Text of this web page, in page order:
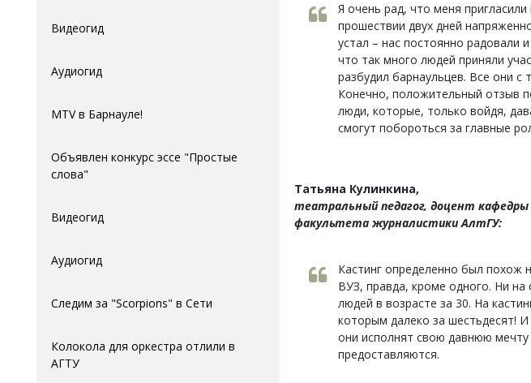
Видеогид
Аудиогид
MTV в Барнауле!
Объявлен конкурс эссе "Простые
слова"
Видеогид
Аудиогид
Следим за "Scorpions" в Сети
Колокола для оркестра отлили в
АГTУ
Я очень рад, что меня
прошествии двух дней
устал – нас постоянно радовали
что так много людей приняли
разбудил барнаульцев. Все они
Конечно, положительный отзыв
люди, которые, только войдя,
смогут побороться за главные
Татьяна Кулинкина,
театральный педагог, доцент
факультета журналистики АлтГУ:
Кастинг определенно был похож
ВУЗ, правда, кроме одного. Ни на
людей в возрасте за 30. На
которым далеко за шестьдесят!
они исполнят свою давнюю
предоставляются.